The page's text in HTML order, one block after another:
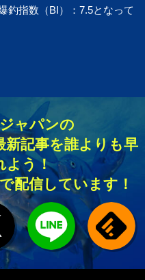
釣指数（BI）：7.5となって
ャパンの
新記事を誰よりも早
よう！
配信しています！